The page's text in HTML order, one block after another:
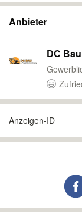
Anbieter
DC
Anzeigen-ID